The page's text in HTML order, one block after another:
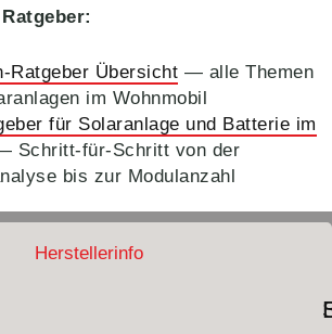
Herstellerinfo
Ratgeber Übersicht — alle Themen
im Wohnmobil
für Solaranlage und Batterie im
Schritt-für-Schritt von der
bis zur Modulanzahl